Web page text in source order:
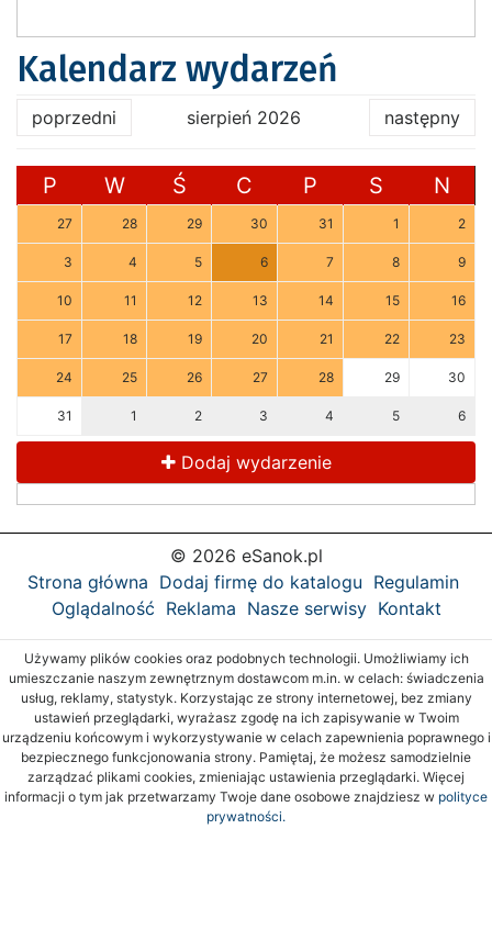
Kalendarz wydarzeń
poprzedni sierpień 2026 następny
P W Ś C P S N
27 28 29 30 31 1 2
3 4 5 6 7 8 9
10 11 12 13 14 15 16
17 18 19 20 21 22 23
24 25 26 27 28 29 30
31 1 2 3 4 5 6
Dodaj wydarzenie
© 2026 eSanok.pl
Strona główna Dodaj firmę do katalogu Regulamin
Oglądalność Reklama Nasze serwisy Kontakt
Używamy plików cookies oraz podobnych technologii. Umożliwiamy ich
umieszczanie naszym zewnętrznym dostawcom m.in. w celach: świadczenia
usług, reklamy, statystyk. Korzystając ze strony internetowej, bez zmiany
ustawień przeglądarki, wyrażasz zgodę na ich zapisywanie w Twoim
urządzeniu końcowym i wykorzystywanie w celach zapewnienia poprawnego i
bezpiecznego funkcjonowania strony. Pamiętaj, że możesz samodzielnie
zarządzać plikami cookies, zmieniając ustawienia przeglądarki. Więcej
informacji o tym jak przetwarzamy Twoje dane osobowe znajdziesz w polityce
prywatności.